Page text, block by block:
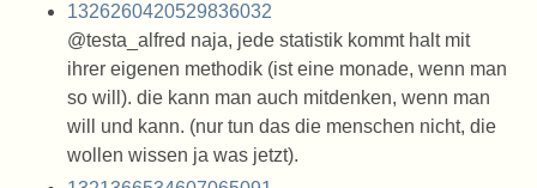
1326260420529836032
@testa_alfred naja, jede statistik kommt halt mit
ihrer eigenen methodik (ist eine monade, wenn man
so will). die kann man auch mitdenken, wenn man
will und kann. (nur tun das die menschen nicht, die
wollen wissen ja was jetzt).